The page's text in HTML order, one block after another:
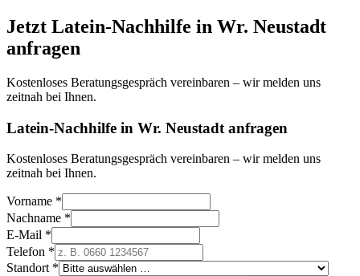
Jetzt Latein-Nachhilfe in Wr. Neustadt
anfragen
Kostenloses Beratungsgespräch vereinbaren – wir melden uns
zeitnah bei Ihnen.
Latein-Nachhilfe in Wr. Neustadt anfragen
Kostenloses Beratungsgespräch vereinbaren – wir melden uns
zeitnah bei Ihnen.
Vorname *
Nachname *
E-Mail *
Telefon *
Standort *